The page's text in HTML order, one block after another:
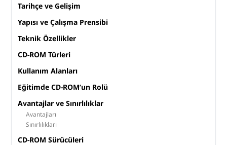
Tarihçe ve Gelişim
Yapısı ve Çalışma Prensibi
Teknik Özellikler
CD-ROM Türleri
Kullanım Alanları
Eğitimde CD-ROM’un Rolü
Avantajlar ve Sınırlılıklar
Avantajları
Sınırlılıkları
CD-ROM Sürücüleri